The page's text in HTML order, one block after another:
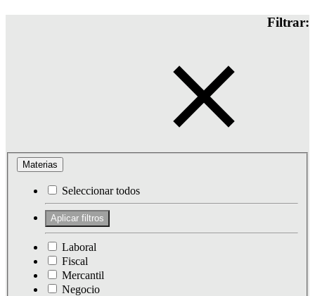
Filtrar:
Materias
Seleccionar todos
Laboral
Fiscal
Mercantil
Negocio